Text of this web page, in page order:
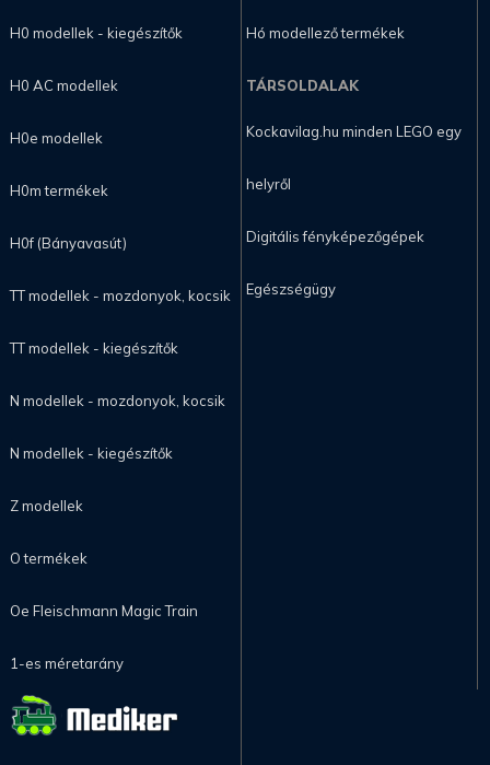
H0 modellek - kiegészítők
H0 AC modellek
H0e modellek
H0m termékek
H0f (Bányavasút)
TT modellek - mozdonyok, kocsik
TT modellek - kiegészítők
N modellek - mozdonyok, kocsik
N modellek - kiegészítők
Z modellek
O termékek
Oe Fleischmann Magic Train
1-es méretarány
Hó modellező termékek
TÁRSOLDALAK
Kockavilag.hu minden LEGO egy
helyről
Digitális fényképezőgépek
Egészségügy